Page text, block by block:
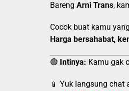
Bareng Arni Trans,
Cocok buat kamu
Harga bersahabat,
🟢 Intinya: Kamu gak
📱 Yuk langsung chat